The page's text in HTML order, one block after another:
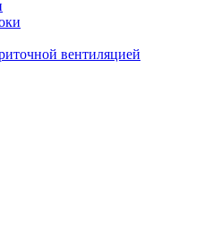
вентиляцией